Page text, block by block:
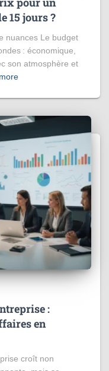
15 jours​ ?
nuances Le budget
: économique,
son atmosphère et
:
en
croît non